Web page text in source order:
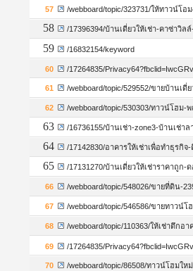
57 /webboard/topic/323731/ให้ทาวน์โ
58 /17396394/บ้านเดี่ยวให้เช่า-คาซ่าวิ
59 /16832154/keyword
60 /17264835/
61 /webboard/topic/529552/ขายบ้านเ
62 /webboard/topic/530303/ทาวน์โฮม
63 /16736155/บ้านเช่า-zone3-บ้านเช่า
64 /17142830/อาคารให้เช่าเพื่อทำธุรกิ
65 /17131270/บ้านเดี่ยวให้เช่าราคาถูก
66 /webboard/topic/548026/ขายที่ดิน-
67 /webboard/topic/546586/ขายทาวน์
68 /webboard/topic/110363/ให้เช่าตึก
69 /17264835/
70 /webboard/topic/86508/ทาวน์โฮมใ